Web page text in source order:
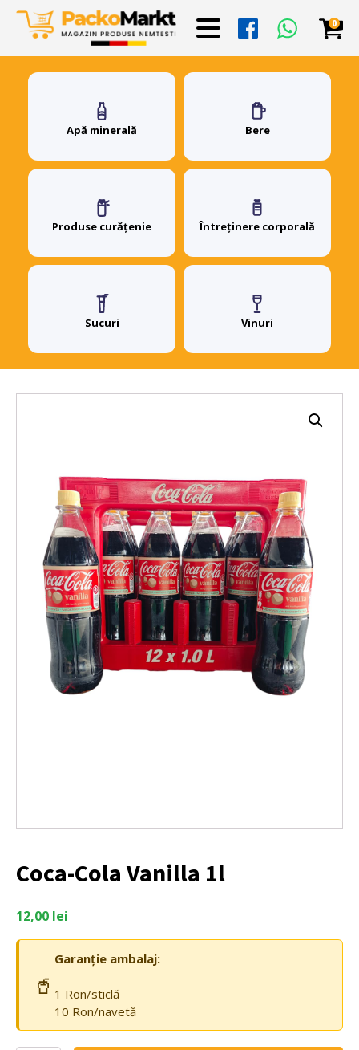
0
Apă minerală Bere
Produse curățenie Întreținere corporală
Sucuri Vinuri
Coca-Cola Vanilla 1l
12,00 lei
🥤
Garanție ambalaj:
1 Ron/sticlă
10 Ron/navetă